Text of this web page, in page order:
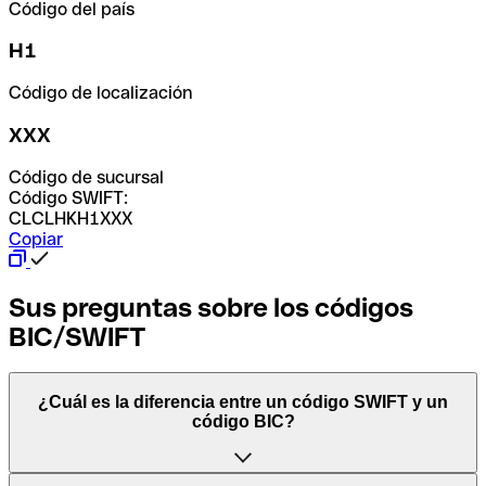
Código del país
H1
Código de localización
XXX
Código de sucursal
Código SWIFT:
CLCLHKH1XXX
Copiar
Sus preguntas sobre los códigos
BIC/SWIFT
¿Cuál es la diferencia entre un código SWIFT y un
código BIC?